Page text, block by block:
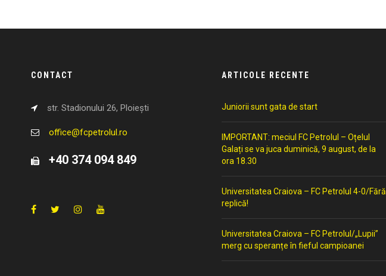
CONTACT
str. Stadionului 26, Ploiești
office@fcpetrolul.ro
+40 374 094 849
ARTICOLE RECENTE
Juniorii sunt gata de start
IMPORTANT: meciul FC Petrolul – Oțelul
Galați se va juca duminică, 9 august, de la
ora 18.30
Universitatea Craiova – FC Petrolul 4-0/Fără
replică!
Universitatea Craiova – FC Petrolul/„Lupii”
merg cu speranțe în fieful campioanei